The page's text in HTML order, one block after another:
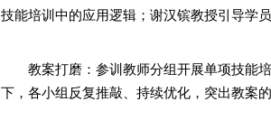
技能培训中的应用逻辑；谢汉镔教授引导学
教案打磨：参训教师分组开展单项技能
下，各小组反复推敲、持续优化，突出教案